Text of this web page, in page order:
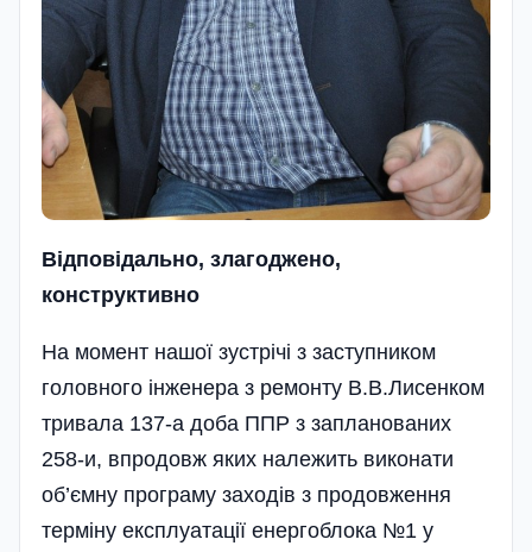
Відповідально, злагоджено,
конструктивно
На момент нашої зустрічі з заступником
головного інженера з ремонту В.В.Лисенком
тривала 137-а доба ППР з запланованих
258-и, впродовж яких належить виконати
об’ємну програму заходів з продовження
терміну експлуатації енергоблока №1 у